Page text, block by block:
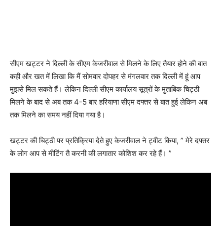
सीएम खट्टर ने दिल्ली के सीएम केजरीवाल से मिलने के लिए तैयार होने की बात
कही और खत में लिखा कि मैं सोमवार दोपहर से मंगलवार तक दिल्ली में हूं आप
मुझसे मिल सकते हैं। लेकिन दिल्ली सीएम कार्यालय सूत्रों के मुताबिक चिट्ठी
मिलने के बाद से अब तक 4-5 बार हरियाणा सीएम दफ्तर से बात हुई लेकिन अब
तक मिलने का समय नहीं दिया गया है।
खट्टर की चिट्ठी पर प्रतिक्रिया देते हुए केजरीवाल ने ट्वीट किया, ” मेरे दफ्तर
के लोग आप से मीटिंग तै करनी की लगातार कोशिश कर रहे हैं। ”